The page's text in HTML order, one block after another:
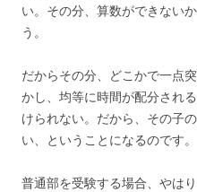
い。その分、算数ができない
う。
だからその分、どこかで一点
かし、均等に時間が配分され
けられない。だから、その子
い、ということになるのです。
普通部を受験する場合、やは